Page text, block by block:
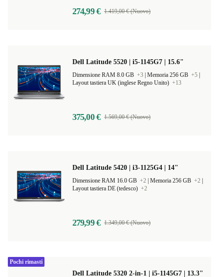
274,99 € 1.419,00 € (Nuovo)
Dell Latitude 5520 | i5-1145G7 | 15.6"
Dimensione RAM 8.0 GB +3 Memoria 256 GB +5
Layout tastiera UK (inglese Regno Unito) +13
375,00 € 1.569,00 € (Nuovo)
Dell Latitude 5420 | i3-1125G4 | 14"
Dimensione RAM 16.0 GB +2 Memoria 256 GB +2
Layout tastiera DE (tedesco) +2
279,99 € 1.349,00 € (Nuovo)
Dell Latitude 5320 2-in-1 | i5-1145G7 | 13.3"
Pochi rimasti